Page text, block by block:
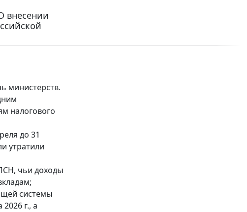
внесении
министерств.
налогового
до 31
утратили
чьи доходы
системы
г., а